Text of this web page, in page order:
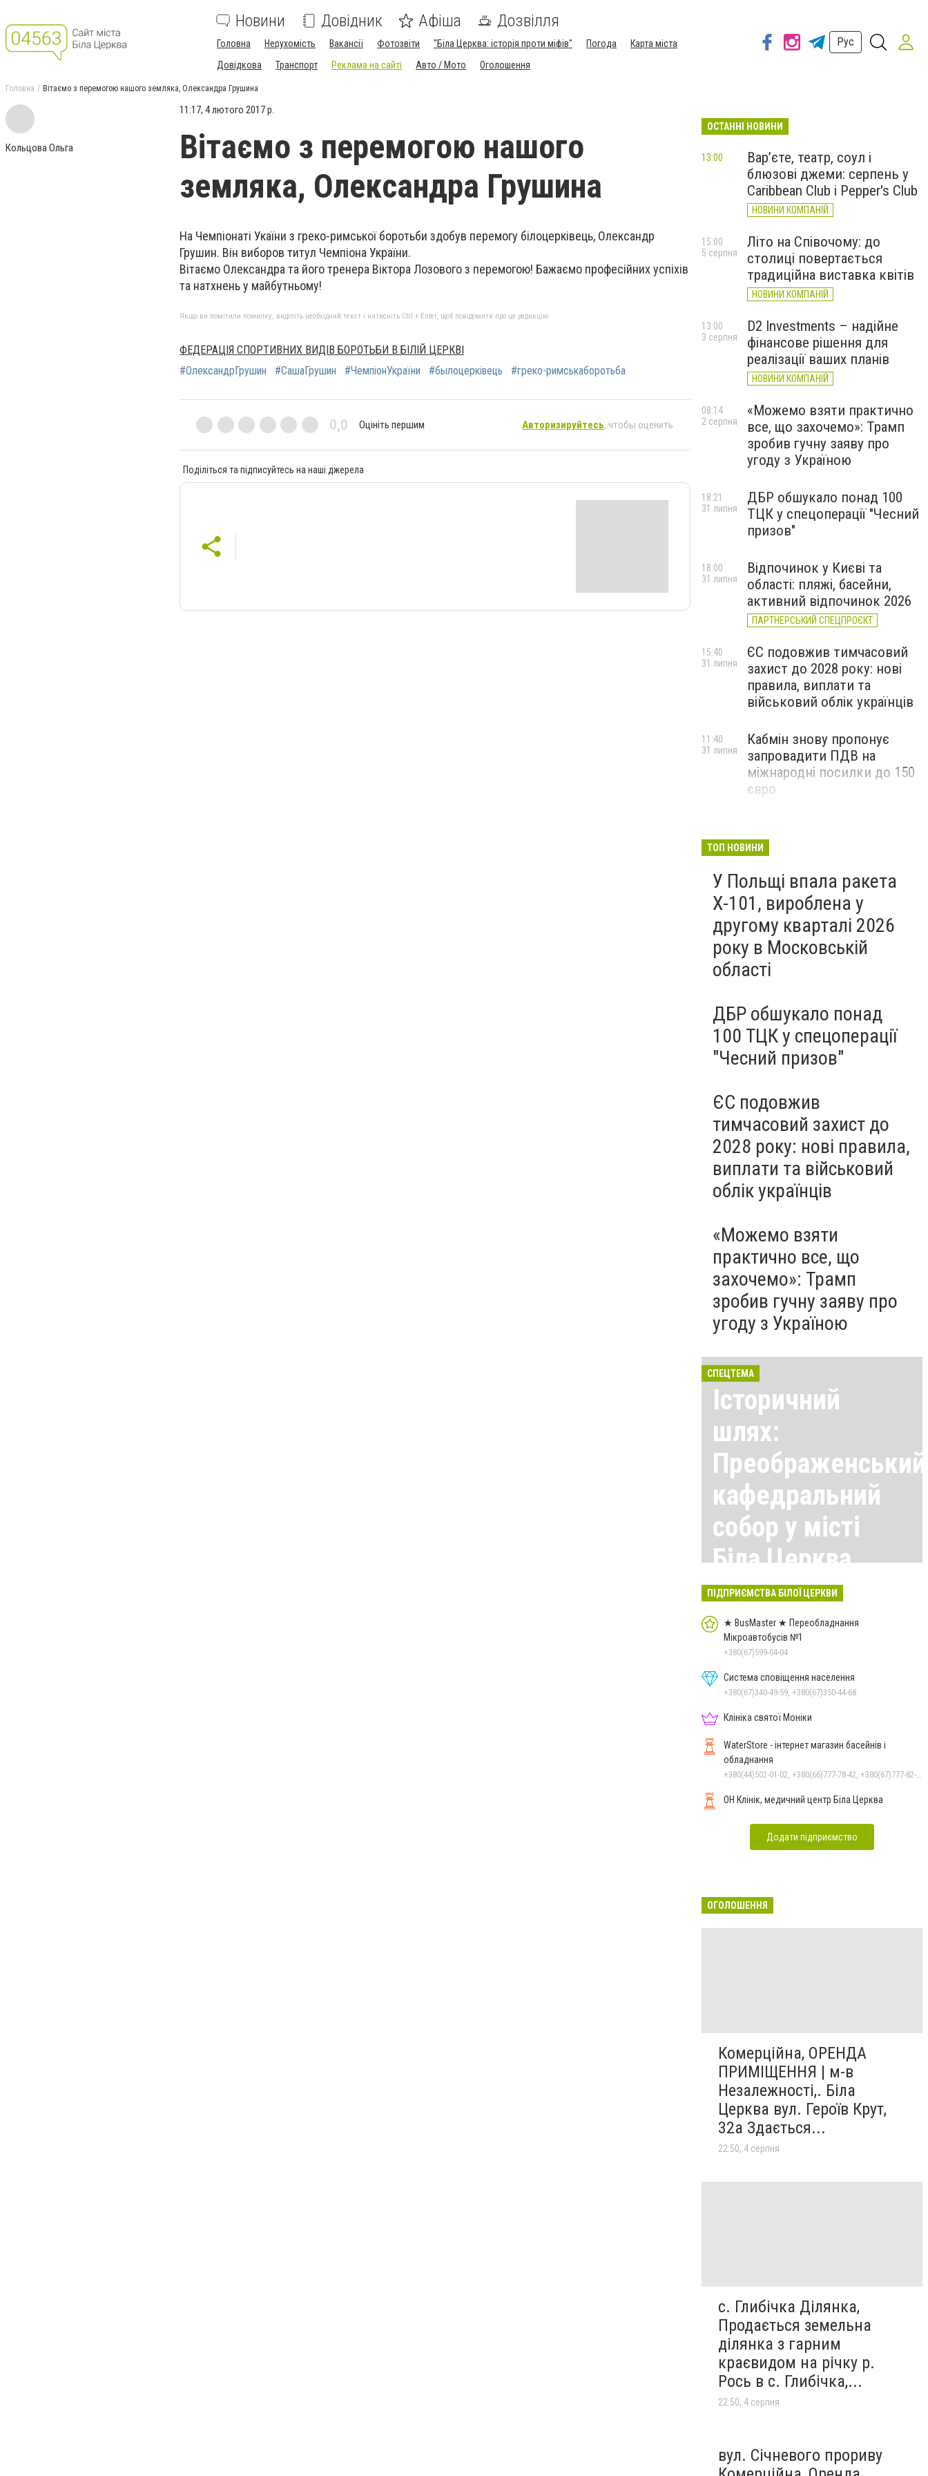
Новини Довідник Афіша Дозвілля
Головна Нерухомість Вакансії Фотозвіти "Біла Церква: історія проти міфів" Погода
Карта міста
Довідкова
Транспорт Реклама на сайті Авто / Мото Оголошення
Рус
Головна Вітаємо з перемогою нашого земляка, Олександра Грушина
Кольцова Ольга
11:17, 4 лютого 2017 р.
Вітаємо з перемогою нашого
земляка, Олександра Грушина
На Чемпіонаті Укаїни з греко-римської боротьби здобув перемогу білоцерківець, Олександр
Грушин. Він виборов титул Чемпіона України.
Вітаємо Олександра та його тренера Віктора Лозового з перемогою! Бажаємо професійних успіхів
та натхнень у майбутньому!
Якщо ви помітили помилку, виділіть необхідний текст і натисніть Ctrl + Enter, щоб повідомити про це редакцію
ФЕДЕРАЦІЯ СПОРТИВНИХ ВИДІВ БОРОТЬБИ В БІЛІЙ ЦЕРКВІ
#ОлександрГрушин
#СашаГрушин #ЧемпіонУкраїни #былоцерківець #греко-римськаборотьба
0,0 Оцініть першим Авторизируйтесь, чтобы оценить
Поділіться та підписуйтесь на наші джерела
ОСТАННІ НОВИНИ
Вар’єте, театр, соул і
блюзові джеми: серпень у
Caribbean Club і Pepper's Club
НОВИНИ КОМПАНІЙ
13:00
Літо на Співочому: до
столиці повертається
традиційна виставка квітів
НОВИНИ КОМПАНІЙ
15:00
5 серпня
D2 Investments – надійне
фінансове рішення для
реалізації ваших планів
НОВИНИ КОМПАНІЙ
13:00
3 серпня
«Можемо взяти практично
все, що захочемо»: Трамп
зробив гучну заяву про
угоду з Україною
08:14
2 серпня
ДБР обшукало понад 100
ТЦК у спецоперації "Чесний
призов"
18:21
31 липня
Відпочинок у Києві та
області: пляжі, басейни,
активний відпочинок 2026
ПАРТНЕРСЬКИЙ СПЕЦПРОЄКТ
18:00
31 липня
ЄС подовжив тимчасовий
захист до 2028 року: нові
правила, виплати та
військовий облік українців
15:40
31 липня
Кабмін знову пропонує
запровадити ПДВ на
міжнародні посилки до 150
євро
11:40
31 липня
ТОП НОВИНИ
У Польщі впала ракета
Х-101, вироблена у
другому кварталі 2026
року в Московській
області
ДБР обшукало понад
100 ТЦК у спецоперації
"Чесний призов"
ЄС подовжив
тимчасовий захист до
2028 року: нові правила,
виплати та військовий
облік українців
«Можемо взяти
практично все, що
захочемо»: Трамп
зробив гучну заяву про
угоду з Україною
СПЕЦТЕМА
Історичний
шлях:
Преображенський
кафедральний
собор у місті
Біла Церква
Всі матеріали тут
ПІДПРИЄМСТВА БІЛОЇ ЦЕРКВИ
★ BusMaster ★ Переобладнання
Мікроавтобусів №1
+380(67)599-04-04
Система сповіщення населення
+380(67)340-49-59, +380(67)350-44-68
Клініка святої Моніки
WaterStore - інтернет магазин басейнів і
обладнання
ОН Клінік, медичний центр Біла Церква
Додати підприємство
ОГОЛОШЕННЯ
Комерційна, ОРЕНДА
ПРИМІЩЕННЯ | м-в
Незалежності,. Біла
Церква вул. Героїв Крут,
32а Здається...
22:50, 4 серпня
с. Глибічка Ділянка,
Продається земельна
ділянка з гарним
краєвидом на річку р.
Рось в с. Глибічка,...
22:50, 4 серпня
вул. Січневого прориву